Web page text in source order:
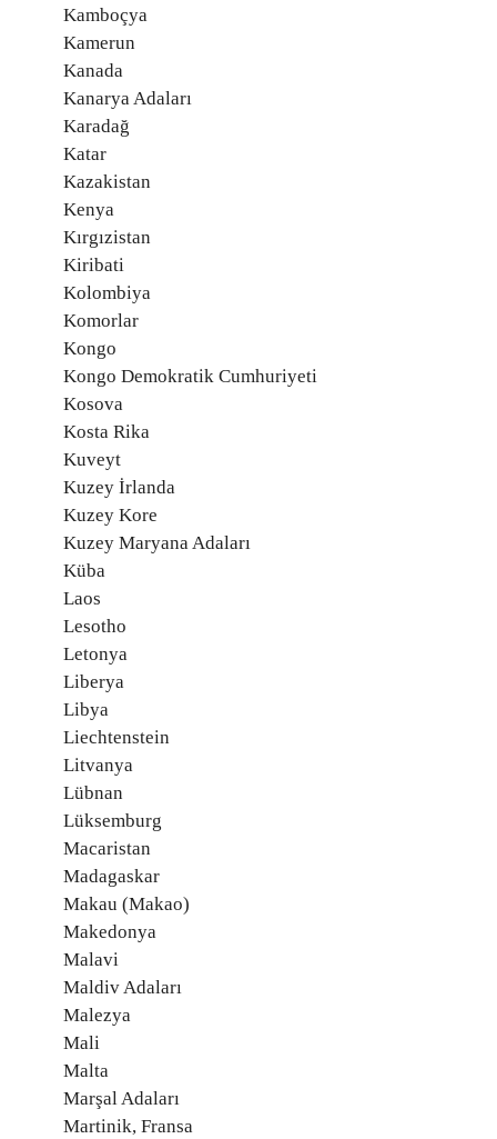
Kamboçya
Kamerun
Kanada
Kanarya Adaları
Karadağ
Katar
Kazakistan
Kenya
Kırgızistan
Kiribati
Kolombiya
Komorlar
Kongo
Kongo Demokratik Cumhuriyeti
Kosova
Kosta Rika
Kuveyt
Kuzey İrlanda
Kuzey Kore
Kuzey Maryana Adaları
Küba
Laos
Lesotho
Letonya
Liberya
Libya
Liechtenstein
Litvanya
Lübnan
Lüksemburg
Macaristan
Madagaskar
Makau (Makao)
Makedonya
Malavi
Maldiv Adaları
Malezya
Mali
Malta
Marşal Adaları
Martinik, Fransa